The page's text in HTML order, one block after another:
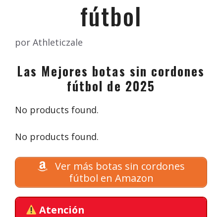
fútbol
por Athleticzale
Las Mejores botas sin cordones
fútbol de 2025
No products found.
No products found.
Ver más botas sin cordones
fútbol en Amazon
Atención